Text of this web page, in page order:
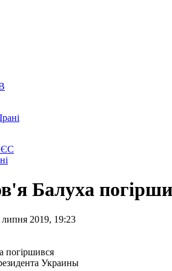
ЄС
Балуха
2019, 19:23
Украины